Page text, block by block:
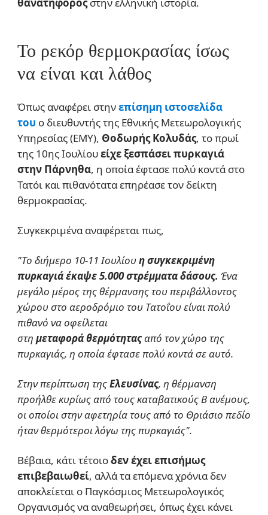
θανατηφόροςστην ελληνική ιστορία.
Το ρεκόρ θερμοκρασίας ίσως
να είναι και λάθος
Όπως αναφέρει στηνεπίσημη ιστοσελίδα
του ο διευθυντής της Εθνικής Μετεωρολογικής
Υπηρεσίας (ΕΜΥ), Θοδωρής Κολυδάς, το πρωί
της 10ης Ιουλίουείχε ξεσπάσει πυρκαγιά
στην Πάρνηθα, η οποία έφτασε πολύ κοντά στο
Τατόι και πιθανότατα επηρέασε τον δείκτη
θερμοκρασίας.
Συγκεκριμένα αναφέρεται πως,
"Το διήμερο 10-11 Ιουλίουη συγκεκριμένη
πυρκαγιά έκαψε 5.000 στρέμματα δάσους. Ένα
μεγάλο μέρος της θέρμανσης του περιβάλλοντος
χώρου στο αεροδρόμιο του Τατοΐου είναι πολύ
πιθανό να οφείλεται
στη μεταφοράθερμότηταςαπό τον χώρο της
πυρκαγιάς, η οποία έφτασε πολύ κοντά σε αυτό.
Στην περίπτωση τηςΕλευσίνας, η θέρμανση
προήλθε κυρίως από τους καταβατικούς Β ανέμους,
οι οποίοι στην αφετηρία τους από το Θριάσιο πεδίο
ήταν θερμότεροι λόγω της πυρκαγιάς".
Βέβαια, κάτι τέτοιοδεν έχει επισήμως
επιβεβαιωθεί, αλλά τα επόμενα χρόνια δεν
αποκλείεται ο Παγκόσμιος Μετεωρολογικός
Οργανισμός να αναθεωρήσει, όπως έχει κάνει